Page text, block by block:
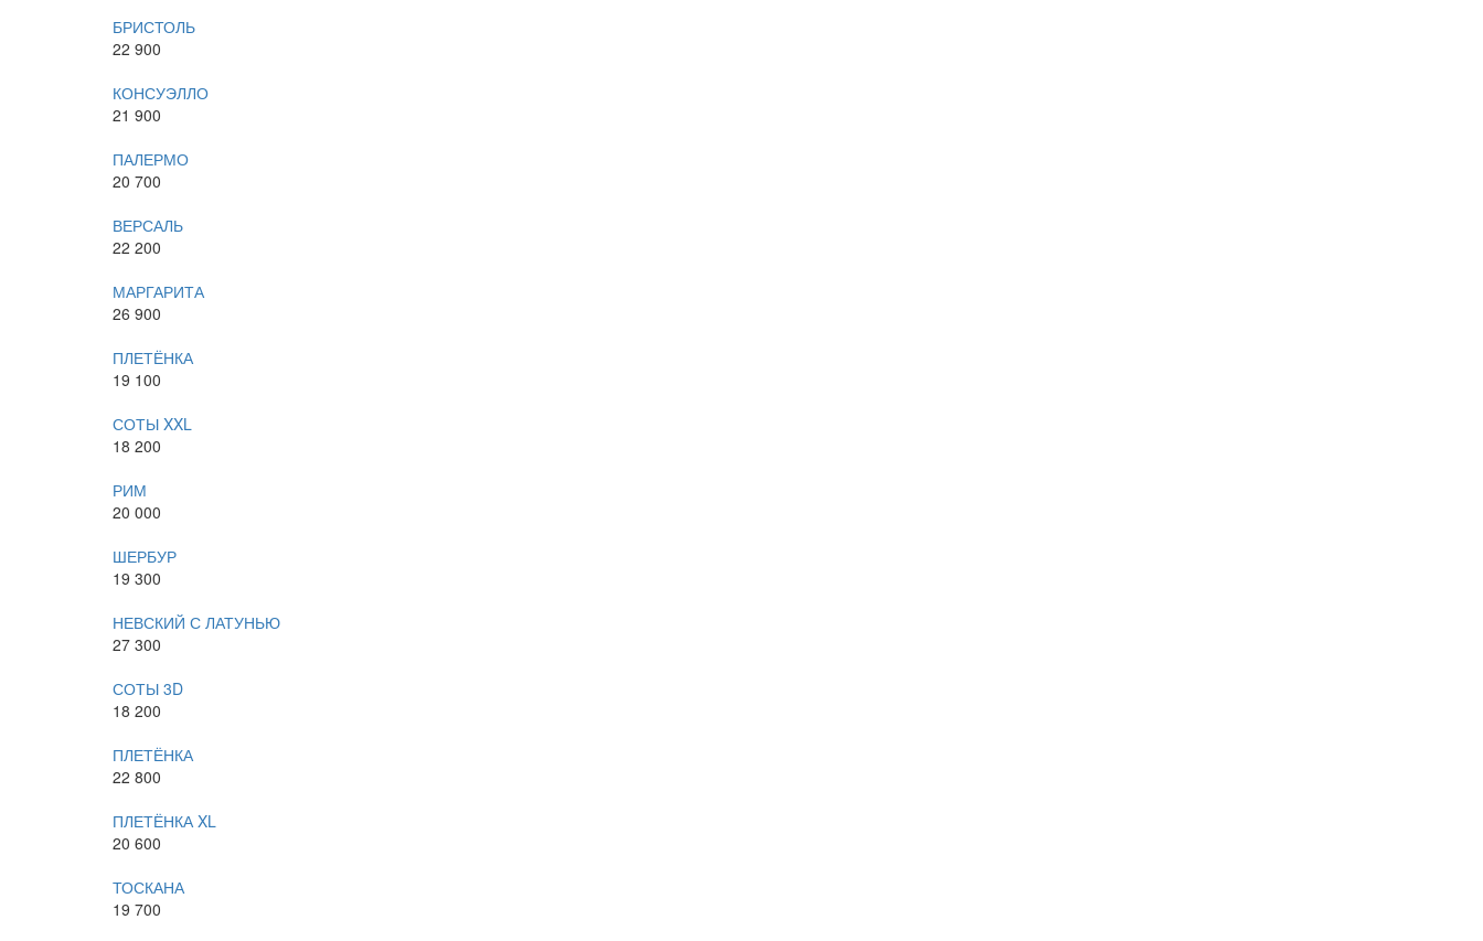
БРИСТОЛЬ
22 900
КОНСУЭЛЛО
21 900
ПАЛЕРМО
20 700
ВЕРСАЛЬ
22 200
МАРГАРИТА
26 900
ПЛЕТЁНКА
19 100
СОТЫ XXL
18 200
РИМ
20 000
ШЕРБУР
19 300
НЕВСКИЙ С ЛАТУНЬЮ
27 300
СОТЫ 3D
18 200
ПЛЕТЁНКА
22 800
ПЛЕТЁНКА XL
20 600
ТОСКАНА
19 700